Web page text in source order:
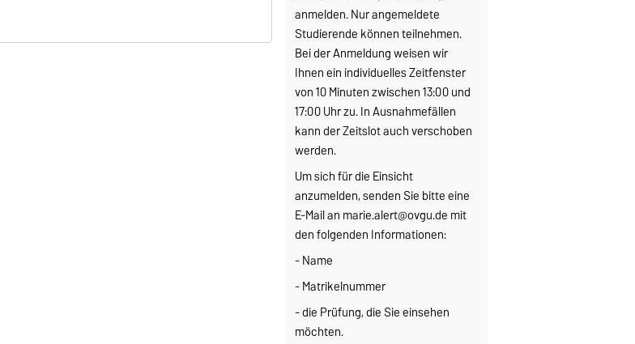
anmelden. Nur angemeldete
Studierende können teilnehmen.
Bei der Anmeldung weisen wir
Ihnen ein individuelles Zeitfenster
von 10 Minuten zwischen 13:00 und
17:00 Uhr zu. In Ausnahmefällen
kann der Zeitslot auch verschoben
werden.
Um sich für die Einsicht
anzumelden, senden Sie bitte eine
E-Mail an marie.alert@ovgu.de mit
den folgenden Informationen:
- Name
- Matrikelnummer
- die Prüfung, die Sie einsehen
möchten.